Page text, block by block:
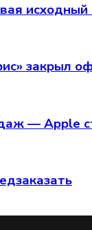
закрыл
— Apple